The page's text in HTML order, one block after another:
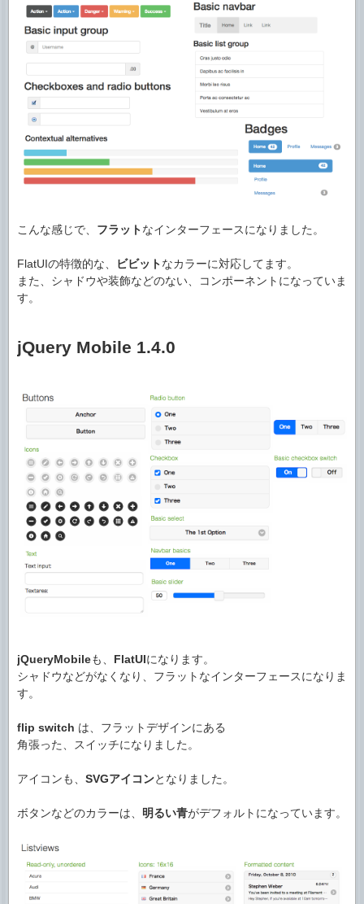
こんな感じで、 フラットなインターフェースになりました。
FlatUIの特徴的な、 ビビットなカラーに対応してます。
また、シャドウや装飾などのない、コンポーネントになっていま
す。
jQuery Mobile 1.4.0
jQueryMobileも、 FlatUIになります。
シャドウなどがなくなり、フラットなインターフェースになりま
す。
flip switch は、フラットデザインにある
角張った、スイッチになりました。
アイコンも、 SVGアイコンとなりました。
ボタンなどのカラーは、 明るい青がデフォルトになっています。